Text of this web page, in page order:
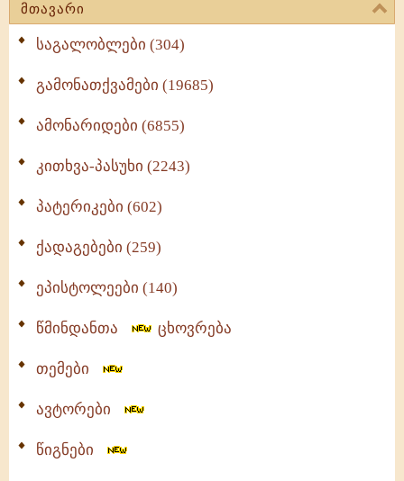
მთავარი
საგალობლები (304)
გამონათქვამები (19685)
ამონარიდები (6855)
კითხვა-პასუხი (2243)
პატერიკები (602)
ქადაგებები (259)
ეპისტოლეები (140)
წმინდანთა ცხოვრება
თემები
ავტორები
წიგნები